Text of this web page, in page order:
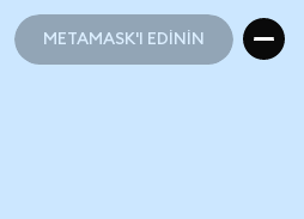
METAMASK'I EDİNİN